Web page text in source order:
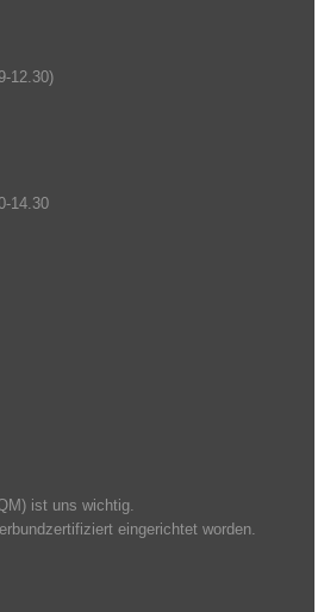
12.30)
14.30
ist uns wichtig.
eingerichtet worden.